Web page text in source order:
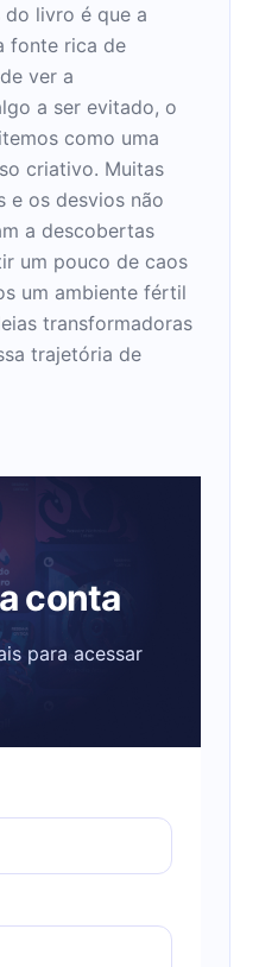
do livro é que a
fonte rica de
ver a
a ser evitado, o
como uma
criativo. Muitas
e os desvios não
a descobertas
um pouco de caos
um ambiente fértil
transformadoras
trajetória de
conta
para acessar